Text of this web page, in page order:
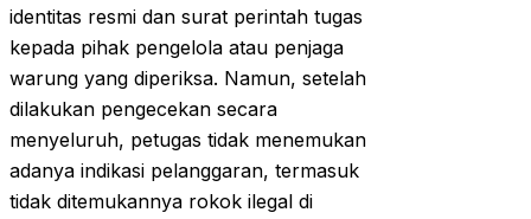
identitas resmi dan surat perintah tugas
kepada pihak pengelola atau penjaga
warung yang diperiksa. Namun, setelah
dilakukan pengecekan secara
menyeluruh, petugas tidak menemukan
adanya indikasi pelanggaran, termasuk
tidak ditemukannya rokok ilegal di